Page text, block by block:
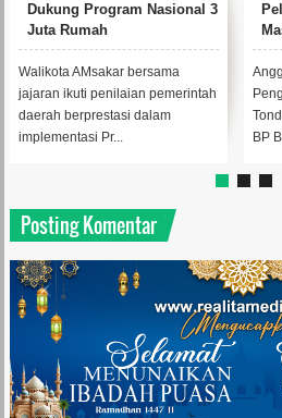
Air Bersih,
Diimbau
Secara Bijak
Bidang
BP Batam, Denny
: dok Biro Umum
Parulia...
Baku, BP Batam
Mc Dermott
Bambu Betung di
Bendungan Sei
Anggota/Deputi
Pengusahaan BP
Tondano melakukan
aksi penghijauan di
Posting Komentar